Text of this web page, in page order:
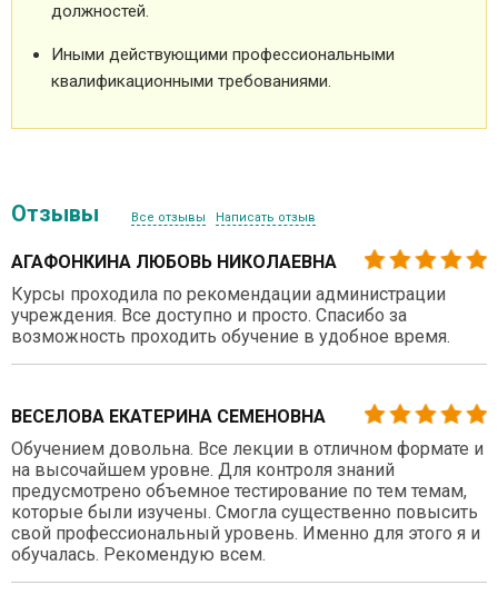
должностей.
Иными действующими профессиональными
квалификационными требованиями.
Отзывы Все отзывы Написать отзыв
АГАФОНКИНА ЛЮБОВЬ НИКОЛАЕВНА
Курсы проходила по рекомендации администрации
учреждения. Все доступно и просто. Спасибо за
возможность проходить обучение в удобное время.
ВЕСЕЛОВА ЕКАТЕРИНА СЕМЕНОВНА
Обучением довольна. Все лекции в отличном формате и
на высочайшем уровне. Для контроля знаний
предусмотрено объемное тестирование по тем темам,
которые были изучены. Смогла существенно повысить
свой профессиональный уровень. Именно для этого я и
обучалась. Рекомендую всем.